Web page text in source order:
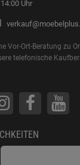
Uhr
Vor-Ort-Beratung zu
telefonische